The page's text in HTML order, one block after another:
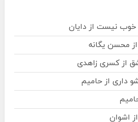
نیست از دایان
محسن یگانه
از کسری زاهدی
داری از حامیم
اشوان